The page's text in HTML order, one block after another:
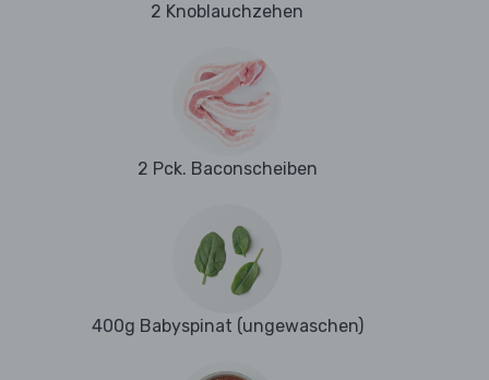
2 Knoblauchzehen
2 Pck. Baconscheiben
400g Babyspinat (ungewaschen)